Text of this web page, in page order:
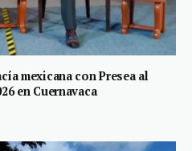
mexicana con Presea al
en Cuernavaca